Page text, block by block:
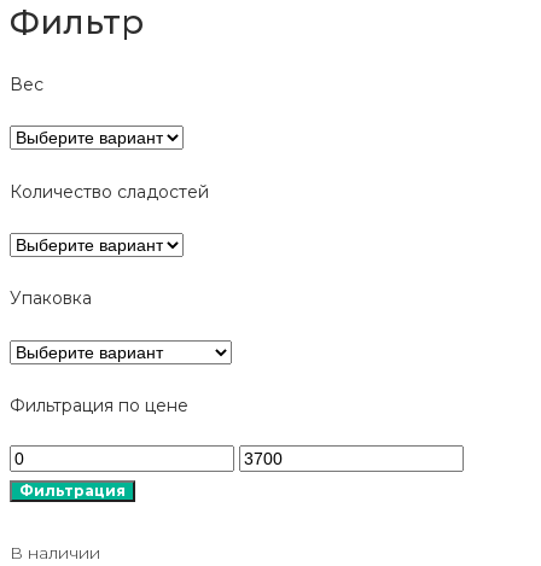
Фильтр
Вес
Количество сладостей
Упаковка
Фильтрация по цене
Минимальная
цена
Максимальная
Фильтрация
В наличии